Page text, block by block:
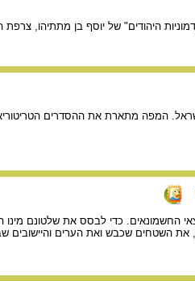
צאצאי החשמונאים. כדי לבסס את שלטונם
השטחים שכבש ואת הערים והיישובים